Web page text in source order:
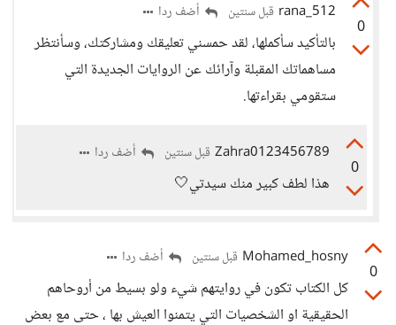
0
rana_512 قبل سنتين أضف ردا
بالتأكيد سأكملها، لقد حمسني تعليقك ومشاركتك، وسأنتظر
مساهماتك المقبلة وآرائك عن الروايات الجديدة التي
ستقومي بقراءتها.
0
Zahra0123456789 قبل سنتين أضف ردا
هذا لطف كبير منك سيدتي🤍
0
Mohamed_hosny قبل سنتين أضف ردا
كل الكتاب تكون في روايتهم شيء ولو بسيط من أروحاهم
الحقيقية او الشخصيات التي يتمنوا العيش بها ، حتى مع بعض